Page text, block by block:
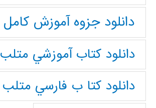
دانلود جزوه آموزش کامل matlab
دانلود كتاب آموزشي متلب
دانلود كتا ب فارسي متلب